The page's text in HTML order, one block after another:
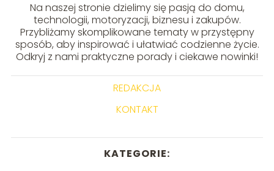
Na naszej stronie dzielimy się pasją do domu,
technologii, motoryzacji, biznesu i zakupów.
Przybliżamy skomplikowane tematy w przystępny
sposób, aby inspirować i ułatwiać codzienne życie.
Odkryj z nami praktyczne porady i ciekawe nowinki!
REDAKCJA
KONTAKT
KATEGORIE: